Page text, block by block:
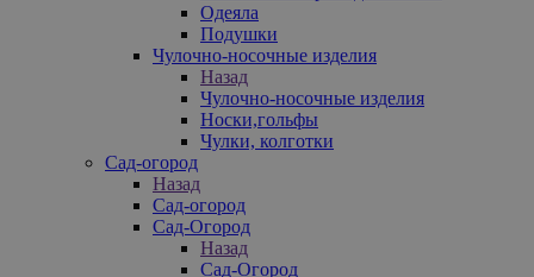
Одеяла
Подушки
Чулочно-носочные изделия
Назад
Чулочно-носочные изделия
Носки,гольфы
Чулки, колготки
Сад-огород
Назад
Сад-огород
Сад-Огород
Назад
Сад-Огород